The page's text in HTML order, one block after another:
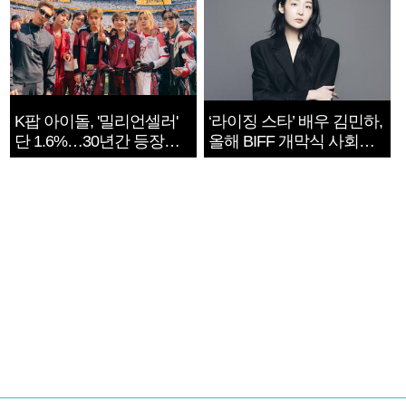
K팝 아이돌, '밀리언셀러'
단 1.6%…30년간 등장
1182개팀 전수조사
‘라이징 스타’ 배우 김민하,
올해 BIFF 개막식 사회자
확정